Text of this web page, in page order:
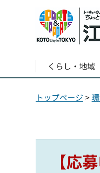
くらし・地域
トップページ >
【応